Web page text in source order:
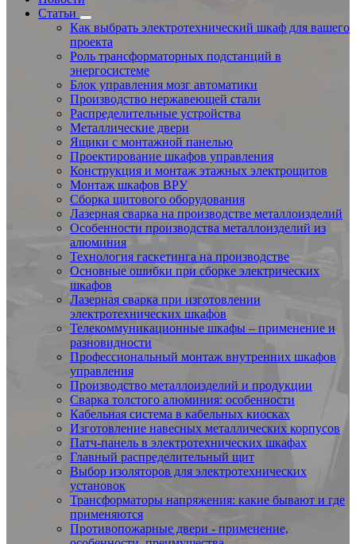
Статьи
Как выбрать электротехнический шкаф для вашего
проекта
Роль трансформаторных подстанций в
энергосистеме
Блок управления мозг автоматики
Производство нержавеющей стали
Распределительные устройства
Металлические двери
Ящики с монтажной панелью
Проектирование шкафов управления
Конструкция и монтаж этажных электрощитов
Монтаж шкафов ВРУ
Сборка щитового оборудования
Лазерная сварка на производстве металлоизделий
Особенности производства металлоизделий из
алюминия
Технология гаскетинга на производстве
Основные ошибки при сборке электрических
шкафов
Лазерная сварка при изготовлении
электротехнических шкафов
Телекоммуникационные шкафы – применение и
разновидности
Профессиональный монтаж внутренних шкафов
управления
Производство металлоизделий и продукции
Сварка толстого алюминия: особенности
Кабельная система в кабельных киосках
Изготовление навесных металлических корпусов
Патч-панель в электротехнических шкафах
Главный распределительный щит
Выбор изоляторов для электротехнических
установок
Трансформаторы напряжения: какие бывают и где
применяются
Противопожарные двери - применение,